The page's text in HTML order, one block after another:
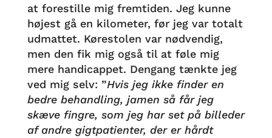
at forestille mig fremtiden. Jeg kunne
højest gå en kilometer, før jeg var totalt
udmattet. Kørestolen var nødvendig,
men den fik mig også til at føle mig
mere handicappet. Dengang tænkte jeg
ved mig selv: ”Hvis jeg ikke finder en
bedre behandling, jamen så får jeg
skæve fingre, som jeg har set på billeder
af andre gigtpatienter, der er hårdt